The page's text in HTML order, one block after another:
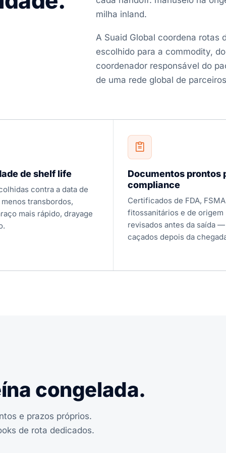
milha inland.
A Suaid Global coordena rotas
escolhido para a commodity,
coordenador responsável do
de uma rede global de
de shelf life
contra a data de
transbordos,
mais rápido, drayage
Documentos prontos
compliance
Certificados de FDA,
fitossanitários e de origem
revisados antes da saída —
caçados depois da
congelada.
e prazos próprios.
de rota dedicados.